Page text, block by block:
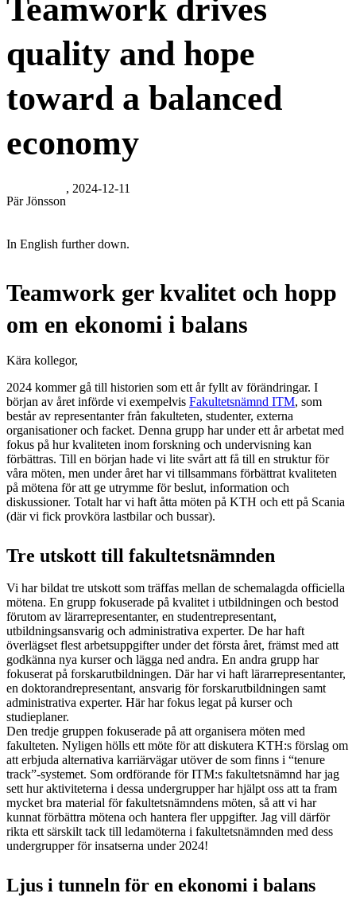
Teamwork drives
quality and hope
toward a balanced
economy
Pär Jönsson
, 2024-12-11
In English further down.
Teamwork ger kvalitet och hopp
om en ekonomi i balans
Kära kollegor,
2024 kommer gå till historien som ett år fyllt av förändringar. I
början av året införde vi exempelvis Fakultetsnämnd ITM, som
består av representanter från fakulteten, studenter, externa
organisationer och facket. Denna grupp har under ett år arbetat med
fokus på hur kvaliteten inom forskning och undervisning kan
förbättras. Till en början hade vi lite svårt att få till en struktur för
våra möten, men under året har vi tillsammans förbättrat kvaliteten
på mötena för att ge utrymme för beslut, information och
diskussioner. Totalt har vi haft åtta möten på KTH och ett på Scania
(där vi fick provköra lastbilar och bussar).
Tre utskott till fakultetsnämnden
Vi har bildat tre utskott som träffas mellan de schemalagda officiella
mötena. En grupp fokuserade på kvalitet i utbildningen och bestod
förutom av lärarrepresentanter, en studentrepresentant,
utbildningsansvarig och administrativa experter. De har haft
överlägset flest arbetsuppgifter under det första året, främst med att
godkänna nya kurser och lägga ned andra. En andra grupp har
fokuserat på forskarutbildningen. Där har vi haft lärarrepresentanter,
en doktorandrepresentant, ansvarig för forskarutbildningen samt
administrativa experter. Här har fokus legat på kurser och
studieplaner.
Den tredje gruppen fokuserade på att organisera möten med
fakulteten. Nyligen hölls ett möte för att diskutera KTH:s förslag om
att erbjuda alternativa karriärvägar utöver de som finns i “tenure
track”-systemet. Som ordförande för ITM:s fakultetsnämnd har jag
sett hur aktiviteterna i dessa undergrupper har hjälpt oss att ta fram
mycket bra material för fakultetsnämndens möten, så att vi har
kunnat förbättra mötena och hantera fler uppgifter. Jag vill därför
rikta ett särskilt tack till ledamöterna i fakultetsnämnden med dess
undergrupper för insatserna under 2024!
Ljus i tunneln för en ekonomi i balans